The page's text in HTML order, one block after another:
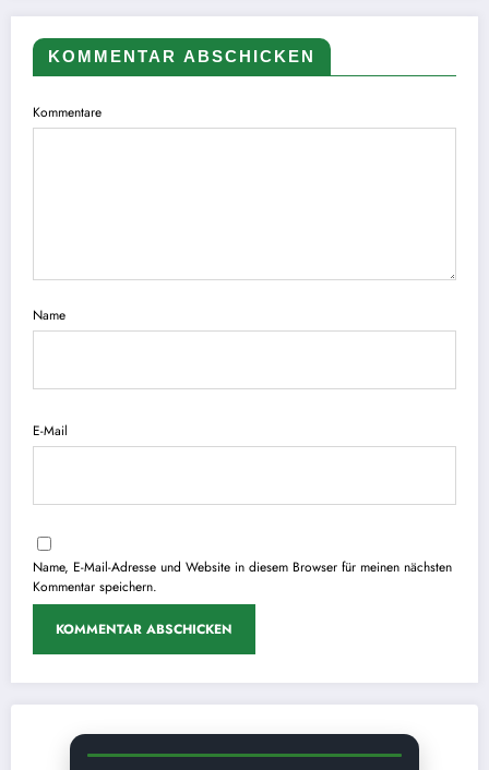
KOMMENTAR ABSCHICKEN
Kommentare
Name
E-Mail
Name, E-Mail-Adresse und Website in diesem Browser für meinen nächsten
Kommentar speichern.